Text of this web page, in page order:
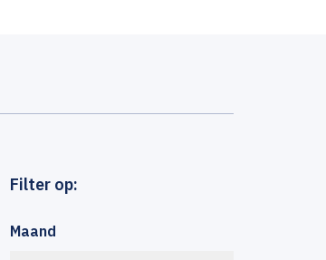
Filter op:
Maand